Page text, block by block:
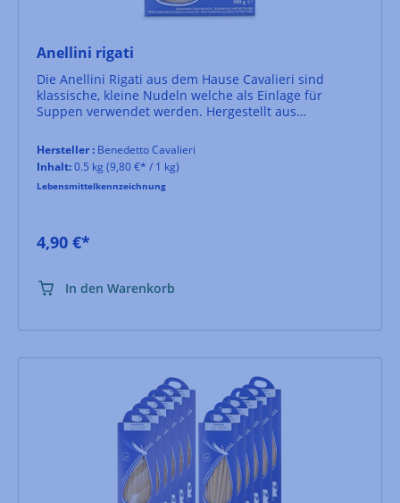
Anellini rigati
Die Anellini Rigati aus dem Hause Cavalieri sind
klassische, kleine Nudeln welche als Einlage für
Suppen verwendet werden. Hergestellt aus
entwickelten Metodo Delicato.
Hersteller : Benedetto Cavalieri
Inhalt:0.5 kg (9,80 €* / 1 kg)
Lebensmittelkennzeichnung
4,90 €*
In den Warenkorb